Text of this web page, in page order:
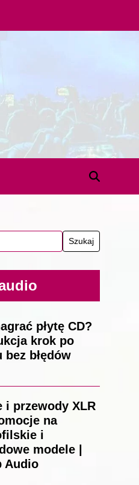
płytę CD?
krok po
bez błędów
i przewody XLR
na
i
modele |
Audio